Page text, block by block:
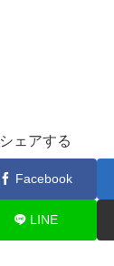
シェアする
Facebook
LINE